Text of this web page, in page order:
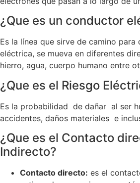
¿Que es un conductor
Es la línea que sirve de camino para
eléctrica, se mueva en diferentes
hierro, agua, cuerpo humano entre
¿Que es el Riesgo
Es la probabilidad de dañar al ser
accidentes, daños materiales e
¿Que es el Contacto
Indirecto?
Contacto directo: es el